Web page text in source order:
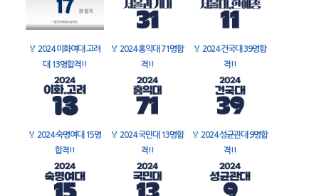
🏅 2024 이화여대 고려
대 13명합격!!
🏅 2024 홍익대 71명합
격!!
🏅 2024 건국대 39명합
격!!
🏅 2024 숙명여대 15명
합격!!
🏅 2024 국민대 13명합
격!!
🏅 2024 성균관대 9명합
격!!